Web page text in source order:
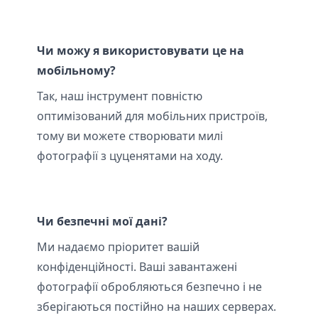
Чи можу я використовувати це на
мобільному?
Так, наш інструмент повністю
оптимізований для мобільних пристроїв,
тому ви можете створювати милі
фотографії з цуценятами на ходу.
Чи безпечні мої дані?
Ми надаємо пріоритет вашій
конфіденційності. Ваші завантажені
фотографії обробляються безпечно і не
зберігаються постійно на наших серверах.